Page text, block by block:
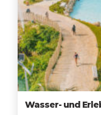
Wasser- und